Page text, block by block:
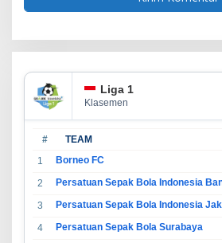
Liga 1
Klasemen
# TEAM
1 Borneo FC
2
3
4
Persatuan Sepak Bola Surabaya